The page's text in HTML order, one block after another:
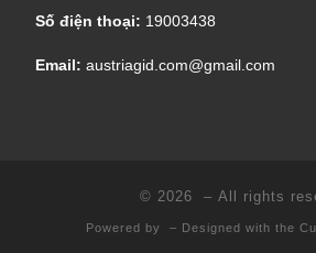
Số điện thoại: 19003438
Email: austriagid.com@gmail.com
© 2026 – All rights
Powered by – Designed with the